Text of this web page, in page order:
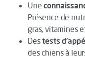
Une
Présence de
gras, vitamines
Destests
des chiens à